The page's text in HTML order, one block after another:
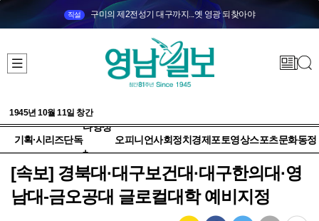
직설 구미의 제2전성기 대구까지...옛 영광 되찾아야
1945년 10월 11일 창간
기획·시리즈단독
다양성
+
오피니언사회정치 경제 포토영상스포츠문화동정
[속보] 경북대·대구보건대·대구한의대·영
남대-금오공대 글로컬대학 예비지정